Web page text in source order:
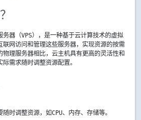
器（VPS），是一种基于云计算技术的虚拟
联网访问和管理这些服务器，实现资源的按需
物理服务器相比，云主机具有更高的灵活性和
需求随时调整资源配置。
时调整资源，如CPU、内存、存储等。